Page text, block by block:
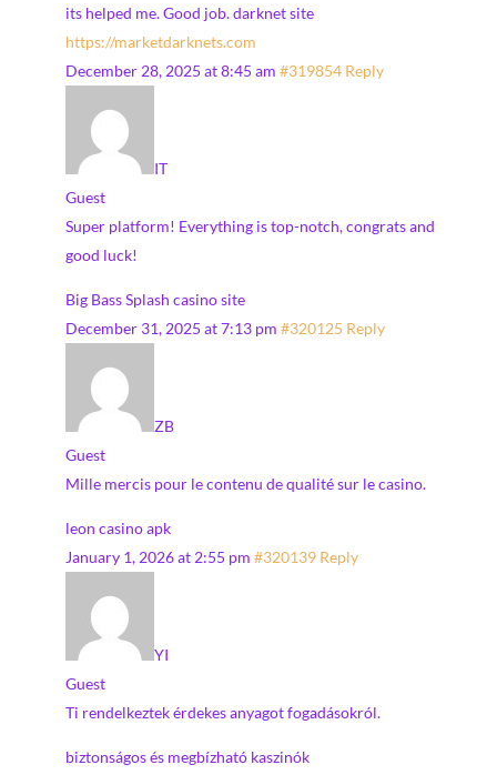
its helped me. Good job. darknet site
https://marketdarknets.com
December 28, 2025 at 8:45 am #319854 Reply
IT
Guest
Super platform! Everything is top-notch, congrats and
good luck!
Big Bass Splash casino site
December 31, 2025 at 7:13 pm #320125 Reply
ZB
Guest
Mille mercis pour le contenu de qualité sur le casino.
leon casino apk
January 1, 2026 at 2:55 pm #320139 Reply
YI
Guest
Ti rendelkeztek érdekes anyagot fogadásokról.
biztonságos és megbízható kaszinók